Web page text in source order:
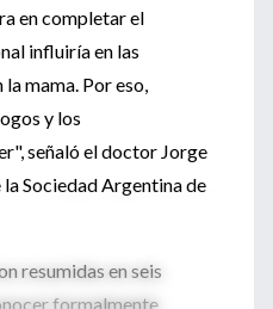
en completar el
influiría en las
mama. Por eso,
y los
señaló el doctor Jorge
Sociedad Argentina de
resumidas en seis
formalmente